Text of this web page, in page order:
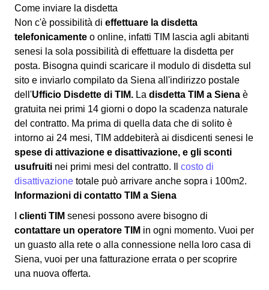
Come inviare la disdetta
Non c'è possibilità di effettuare la disdetta
telefonicamente o online, infatti TIM lascia agli abitanti
senesi la sola possibilità di effettuare la disdetta per
posta. Bisogna quindi scaricare il modulo di disdetta sul
sito e inviarlo compilato da Siena all'indirizzo postale
dell'Ufficio Disdette di TIM. La disdetta TIM a Siena è
gratuita nei primi 14 giorni o dopo la scadenza naturale
del contratto. Ma prima di quella data che di solito è
intorno ai 24 mesi, TIM addebiterà ai disdicenti senesi le
spese di attivazione e disattivazione, e gli sconti
usufruiti nei primi mesi del contratto. Il costo di
disattivazione totale può arrivare anche sopra i 100m2.
Informazioni di contatto TIM a Siena
clienti TIM senesi possono avere bisogno di
contattare un operatore TIM in ogni momento. Vuoi per
un guasto alla rete o alla connessione nella loro casa di
Siena, vuoi per una fatturazione errata o per scoprire
una nuova offerta.